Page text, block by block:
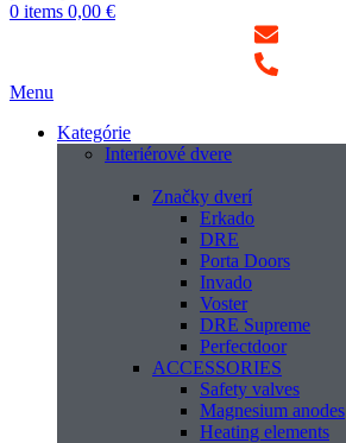
0 items 0,00 €
Menu
Kategórie
Interiérové dvere
Značky dverí
Erkado
DRE
Porta Doors
Invado
Voster
DRE Supreme
Perfectdoor
ACCESSORIES
Safety valves
Magnesium anodes
Heating elements